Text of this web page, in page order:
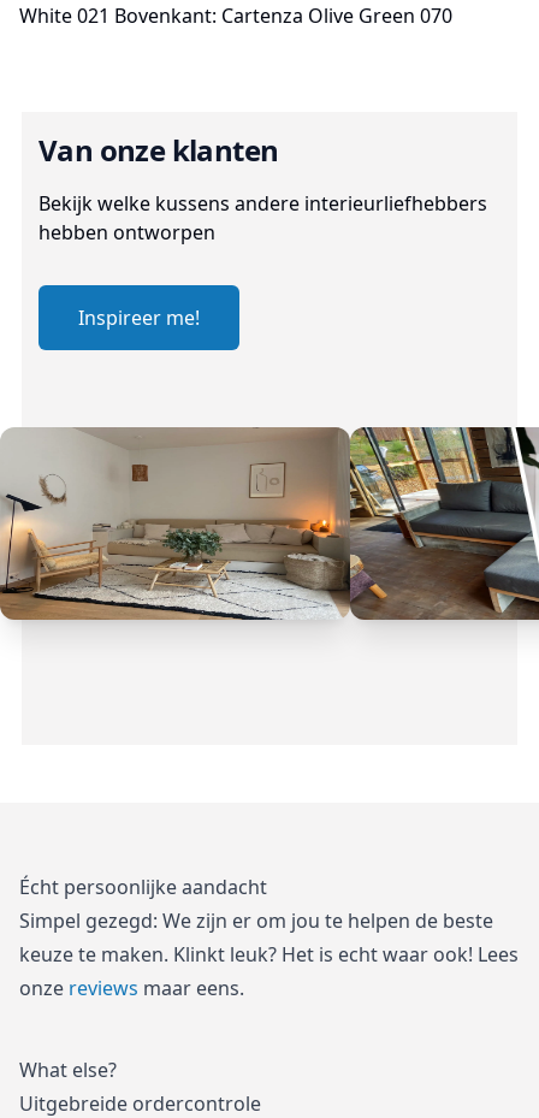
White 021 Bovenkant: Cartenza Olive Green 070
Van onze klanten
Bekijk welke kussens andere interieurliefhebbers
hebben ontworpen
Inspireer me!
Écht persoonlijke aandacht
Simpel gezegd: We zijn er om jou te helpen de beste
keuze te maken. Klinkt leuk? Het is echt waar ook! Lees
onze reviews maar eens.
What else?
Uitgebreide ordercontrole